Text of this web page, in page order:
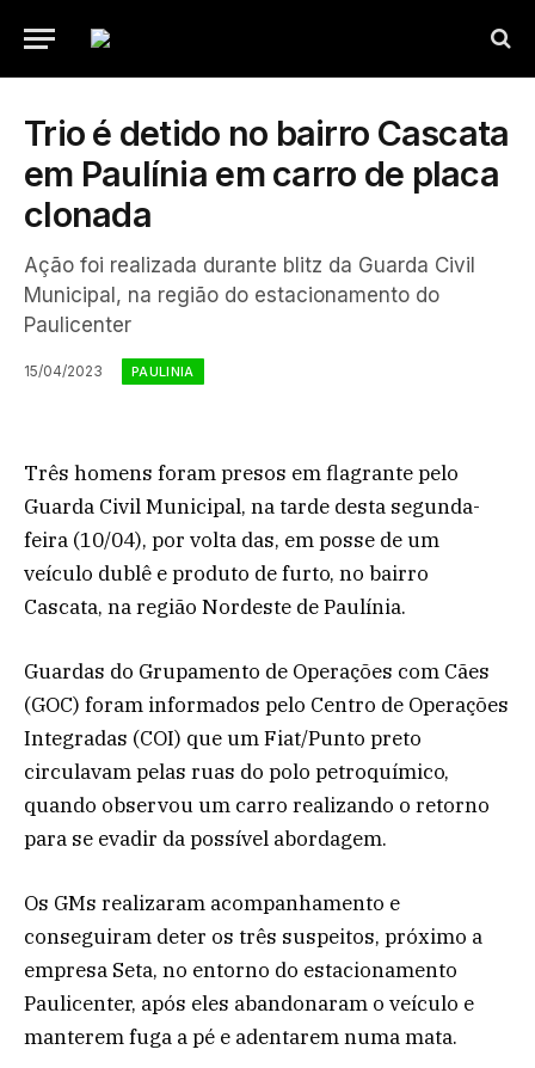
Trio é detido no bairro Cascata
em Paulínia em carro de placa
clonada
Ação foi realizada durante blitz da Guarda Civil
Municipal, na região do estacionamento do
Paulicenter
15/04/2023 PAULINIA
Três homens foram presos em flagrante pelo
Guarda Civil Municipal, na tarde desta segunda-
feira (10/04), por volta das, em posse de um
veículo dublê e produto de furto, no bairro
Cascata, na região Nordeste de Paulínia.
Guardas do Grupamento de Operações com Cães
(GOC) foram informados pelo Centro de Operações
Integradas (COI) que um Fiat/Punto preto
circulavam pelas ruas do polo petroquímico,
quando observou um carro realizando o retorno
para se evadir da possível abordagem.
Os GMs realizaram acompanhamento e
conseguiram deter os três suspeitos, próximo a
empresa Seta, no entorno do estacionamento
Paulicenter, após eles abandonaram o veículo e
manterem fuga a pé e adentarem numa mata.